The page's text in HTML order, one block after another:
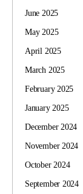
June 2025
May 2025
April 2025
March 2025
February 2025
January 2025
December 2024
November 2024
October 2024
September 2024